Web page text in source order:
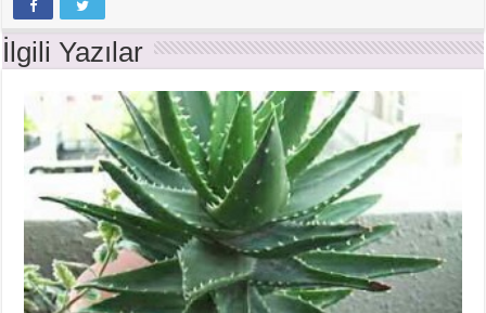
İlgili Yazılar